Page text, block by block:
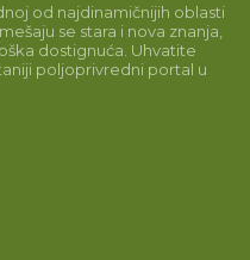
od najdinamičnijih oblasti
se stara i nova znanja,
dostignuća. Uhvatite
poljoprivredni portal u